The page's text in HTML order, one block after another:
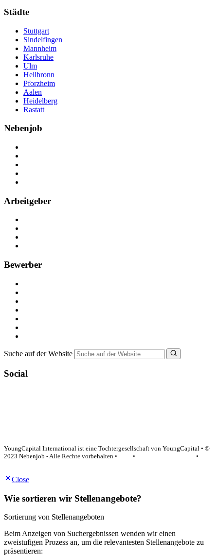
Städte
Stuttgart
Sindelfingen
Mannheim
Karlsruhe
Ulm
Heilbronn
Pforzheim
Aalen
Heidelberg
Rastatt
Nebenjob
Arbeitgeber
Bewerber
Suche auf der Website
Social
YoungCapital International ist eine Tochtergesellschaft von YoungCapital • ©
2023 Nebenjob - Alle Rechte vorbehalten •
•
•
Close
Wie sortieren wir Stellenangebote?
Sortierung von Stellenangeboten
Beim Anzeigen von Suchergebnissen wenden wir einen
zweistufigen Prozess an, um die relevantesten Stellenangebote zu
präsentieren: